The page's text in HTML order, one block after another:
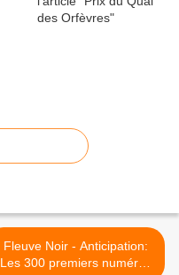
Fleuve Noir - Anticipation:
Les 300 premiers numéros